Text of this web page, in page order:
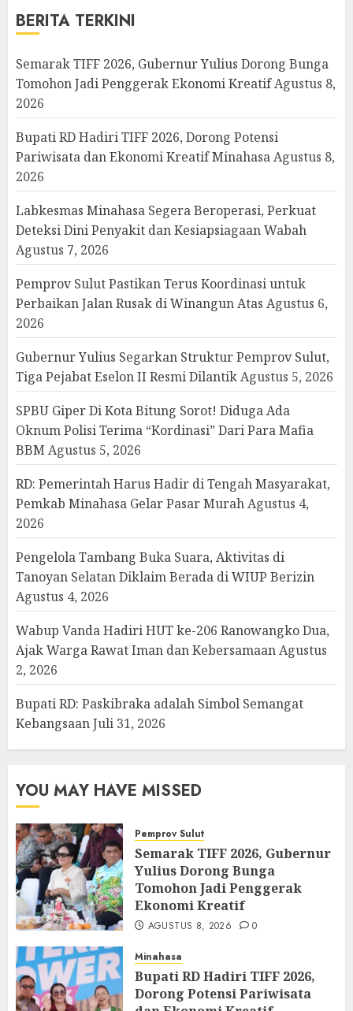
BERITA TERKINI
Semarak TIFF 2026, Gubernur Yulius Dorong Bunga
Tomohon Jadi Penggerak Ekonomi KreatifAgustus 8,
2026
Bupati RD Hadiri TIFF 2026, Dorong Potensi
Pariwisata dan Ekonomi Kreatif MinahasaAgustus 8,
2026
Labkesmas Minahasa Segera Beroperasi, Perkuat
Deteksi Dini Penyakit dan Kesiapsiagaan Wabah
Agustus 7, 2026
Pemprov Sulut Pastikan Terus Koordinasi untuk
Perbaikan Jalan Rusak di Winangun Atas Agustus 6,
2026
Gubernur Yulius Segarkan Struktur Pemprov Sulut,
Tiga Pejabat Eselon II Resmi DilantikAgustus 5, 2026
SPBU Giper Di Kota Bitung Sorot! Diduga Ada
Oknum Polisi Terima “Kordinasi” Dari Para Mafia
BBM Agustus 5, 2026
RD: Pemerintah Harus Hadir di Tengah Masyarakat,
Pemkab Minahasa Gelar Pasar MurahAgustus 4,
2026
Pengelola Tambang Buka Suara, Aktivitas di
Tanoyan Selatan Diklaim Berada di WIUP Berizin
Agustus 4, 2026
Wabup Vanda Hadiri HUT ke-206 Ranowangko Dua,
Ajak Warga Rawat Iman dan KebersamaanAgustus
2, 2026
Bupati RD: Paskibraka adalah Simbol Semangat
KebangsaanJuli 31, 2026
YOU MAY HAVE MISSED
Pemprov Sulut
Semarak TIFF 2026, Gubernur
Yulius Dorong Bunga
Tomohon Jadi Penggerak
Ekonomi Kreatif
AGUSTUS 8, 2026 0
Minahasa
Bupati RD Hadiri TIFF 2026,
Dorong Potensi Pariwisata